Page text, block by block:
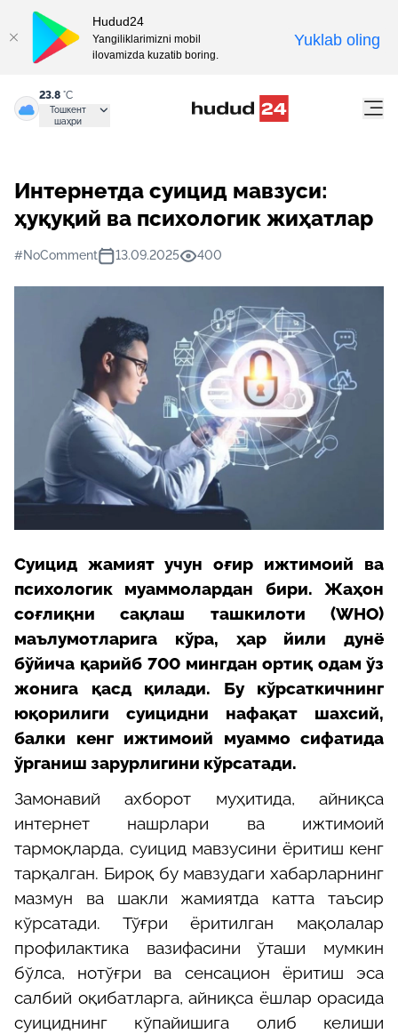
23.8 °C
Тошкент
шаҳри
Интернетда суицид мавзуси:
ҳуқуқий ва психологик жиҳатлар
#NoComment 13.09.2025 400
Суицид жамият учун оғир ижтимоий ва
психологик муаммолардан бири. Жаҳон
соғлиқни сақлаш ташкилоти (WHO)
маълумотларига кўра, ҳар йили дунё
бўйича қарийб 700 мингдан ортиқ одам ўз
жонига қасд қилади. Бу кўрсаткичнинг
юқорилиги суицидни нафақат шахсий,
балки кенг ижтимоий муаммо сифатида
ўрганиш зарурлигини кўрсатади.
Замонавий ахборот муҳитида, айниқса
интернет нашрлари ва ижтимоий
тармоқларда, суицид мавзусини ёритиш кенг
тарқалган. Бироқ бу мавзудаги хабарларнинг
мазмун ва шакли жамиятда катта таъсир
кўрсатади. Тўғри ёритилган мақолалар
профилактика вазифасини ўташи мумкин
бўлса, нотўғри ва сенсацион ёритиш эса
салбий оқибатларга, айниқса ёшлар орасида
суициднинг кўпайишига олиб келиши
Hudud24
Yangiliklarimizni mobil
ilovamizda kuzatib boring.
Yuklab oling